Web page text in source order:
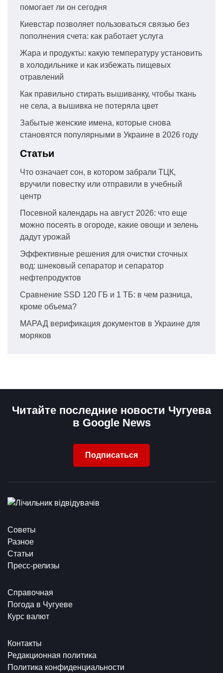
помогает ли он сегодня
Киевстар позволяет пользоваться связью без
пополнения счета: как работает услуга
Жара и продукты: какую температуру установить
в холодильнике и как избежать пищевых
отравлений
Как правильно стирать вышиванку, чтобы ткань
не села, а вышивка не потеряла цвет
Забытые женские имена, которые снова
становятся популярными в Украине в 2026 году
Статьи
Что означает сон, в котором забрали ТЦК,
вручили повестку или отправили в учебный
центр
Посевной календарь на август 2026: что еще
можно посеять в огороде, какие овощи и зелень
дадут урожай
Эффективные решения для очистки сточных
вод: шнековый сепаратор и сепаратор
нефтепродуктов
Сравнение SSD 120 ГБ и 1 ТБ: в чем разница,
кроме объема?
МАРАД верификация документов в Украине для
моряков
Читайте последние новости Чугуева
в Google News
Подписаться
Советы
Разное
Статьи
Пресс-релизы
Справочная
Погода в Чугуеве
Курс валют
Контакты
Редакционная политика
Политика конфиденциальности